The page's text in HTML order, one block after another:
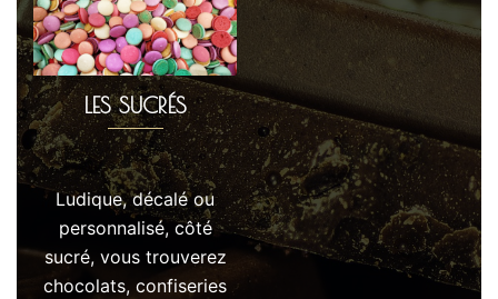
LES SUCRÉS
Ludique, décalé ou
personnalisé, côté
sucré, vous trouverez
chocolats, confiseries